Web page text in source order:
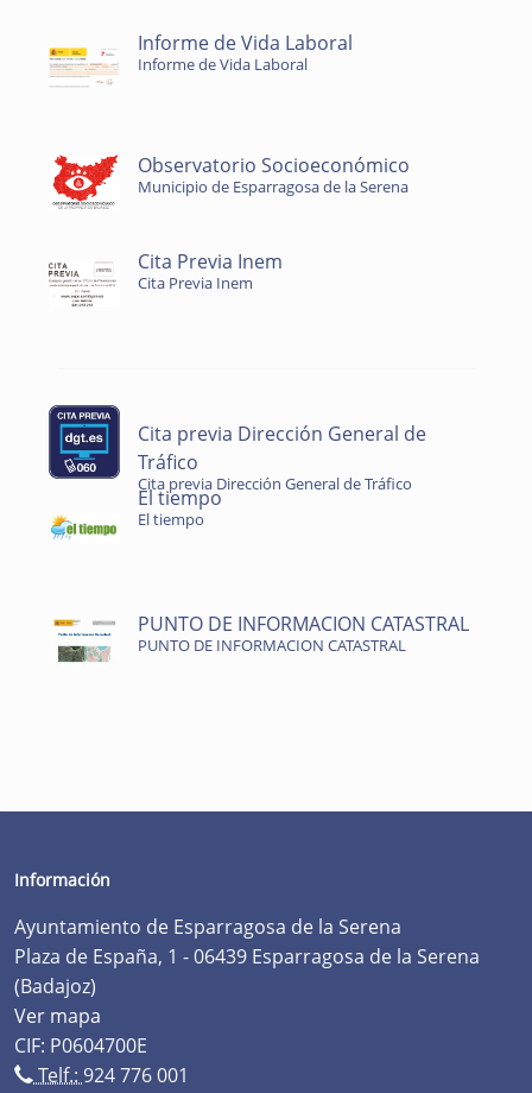
Informe de Vida Laboral
Informe de Vida Laboral
Observatorio Socioeconómico
Municipio de Esparragosa de la Serena
Cita Previa Inem
Cita Previa Inem
Cita previa Dirección General de
Tráfico
Cita previa Dirección General de Tráfico
El tiempo
El tiempo
PUNTO DE INFORMACION CATASTRAL
PUNTO DE INFORMACION CATASTRAL
Información
Ayuntamiento de Esparragosa de la Serena
Plaza de España, 1 - 06439 Esparragosa de la Serena
(Badajoz)
Ver mapa
CIF: P0604700E
Telf.: 924 776 001